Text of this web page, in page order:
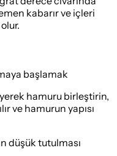
kabarır ve içleri
başlamak
hamuru birleştirin,
ve hamurun yapısı
düşük tutulması